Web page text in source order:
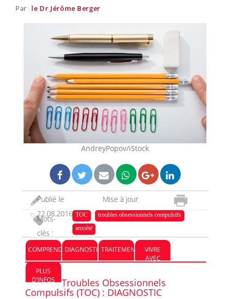
Par le Dr Jérôme Berger
AndreyPopov/iStock
Publié le
22.08.2016
Mise à jour
23.06.2023
Mots-
clés :
TOC
troubles obsessionnels compulsifs
anxiété
COMPRENDREDIAGNOSTICTRAITEMENT
VIVRE
AVEC
PLUS
D’INFOS
Troubles Obsessionnels
Compulsifs (TOC) : DIAGNOSTIC